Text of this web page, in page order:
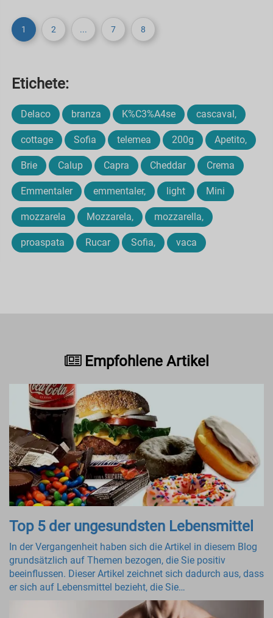
1 2 ... 7 8
Etichete:
Delaco branza K%C3%A4se cascaval,
cottage Sofia telemea 200g Apetito,
Brie Calup Capra Cheddar Crema
Emmentaler emmentaler, light Mini
mozzarela Mozzarela, mozzarella,
proaspata Rucar Sofia, vaca
Empfohlene Artikel
Top 5 der ungesundsten Lebensmittel
In der Vergangenheit haben sich die Artikel in diesem Blog
grundsätzlich auf Themen bezogen, die Sie positiv
beeinflussen. Dieser Artikel zeichnet sich dadurch aus, dass
er sich auf Lebensmittel bezieht, die Sie…